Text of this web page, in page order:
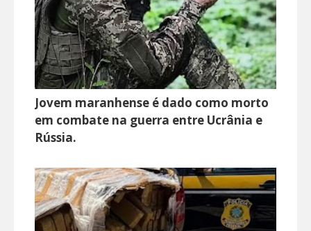
Jovem maranhense é dado como morto
em combate na guerra entre Ucrânia e
Rússia.